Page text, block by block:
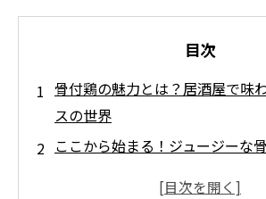
目次
骨付鶏の魅力とは？居酒屋で味
スの世界
ここから始まる！ジュージーな
特製スパイスで生まれ変わる骨